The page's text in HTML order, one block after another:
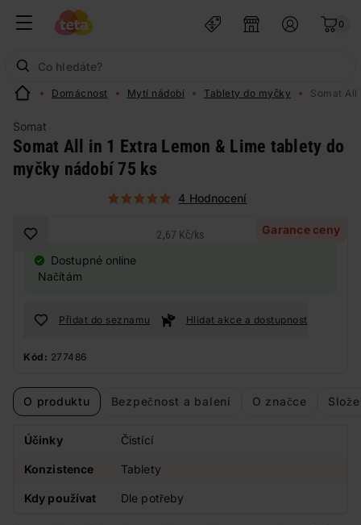
0
Domácnost Mytí nádobí Tablety do myčky Somat All
Somat
Somat All in 1 Extra Lemon & Lime tablety do
myčky nádobí 75 ks
4 Hodnocení
Garance ceny
2,67 Kč/ks
Dostupné online
Načítám
Přidat do seznamu Hlídat akce a dostupnost
Kód: 277486
O produktu Bezpečnost a balení O značce
Účinky Čistící
Konzistence Tablety
Kdy používat Dle potřeby